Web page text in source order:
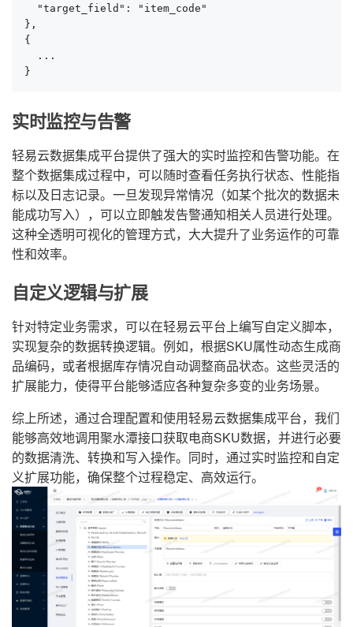
  "target_field": "item_code"
},
{
  ...
}
实时监控与告警
轻易云数据集成平台提供了强大的实时监控和告警功能。在
整个数据集成过程中，可以随时查看任务执行状态、性能指
标以及日志记录。一旦发现异常情况（如某个批次的数据未
能成功写入），可以立即触发告警通知相关人员进行处理。
这种全透明可视化的管理方式，大大提升了业务运作的可靠
性和效率。
自定义逻辑与扩展
针对特定业务需求，可以在轻易云平台上编写自定义脚本，
实现复杂的数据转换逻辑。例如，根据SKU属性动态生成商
品编码，或者根据库存情况自动调整商品状态。这些灵活的
扩展能力，使得平台能够适应各种复杂多变的业务场景。
综上所述，通过合理配置和使用轻易云数据集成平台，我们
能够高效地调用聚水潭接口获取电商SKU数据，并进行必要
的数据清洗、转换和写入操作。同时，通过实时监控和自定
义扩展功能，确保整个过程稳定、高效运行。